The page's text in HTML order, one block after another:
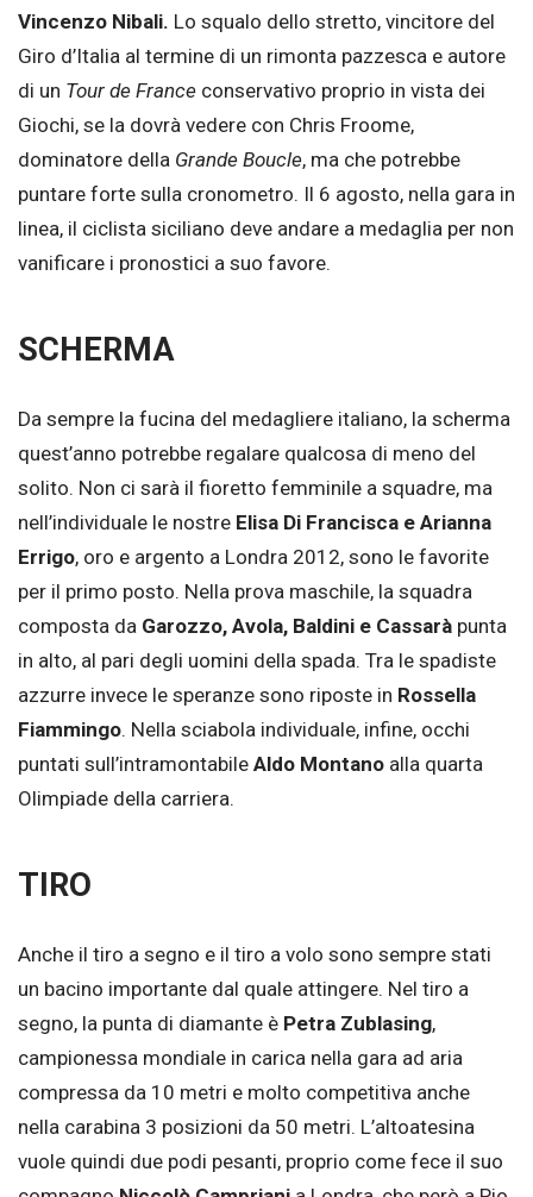
Vincenzo Nibali. Lo squalo dello stretto, vincitore del
Giro d’Italia al termine di un rimonta pazzesca e autore
di un Tour de France conservativo proprio in vista dei
Giochi, se la dovrà vedere con Chris Froome,
dominatore della Grande Boucle, ma che potrebbe
puntare forte sulla cronometro. Il 6 agosto, nella gara in
linea, il ciclista siciliano deve andare a medaglia per non
vanificare i pronostici a suo favore.
SCHERMA
Da sempre la fucina del medagliere italiano, la scherma
quest’anno potrebbe regalare qualcosa di meno del
solito. Non ci sarà il fioretto femminile a squadre, ma
nell’individuale le nostre Elisa Di Francisca e Arianna
Errigo, oro e argento a Londra 2012, sono le favorite
per il primo posto. Nella prova maschile, la squadra
composta da Garozzo, Avola, Baldini e Cassarà punta
in alto, al pari degli uomini della spada. Tra le spadiste
azzurre invece le speranze sono riposte in Rossella
Fiammingo. Nella sciabola individuale, infine, occhi
puntati sull’intramontabile Aldo Montano alla quarta
Olimpiade della carriera.
TIRO
Anche il tiro a segno e il tiro a volo sono sempre stati
un bacino importante dal quale attingere. Nel tiro a
segno, la punta di diamante è Petra Zublasing,
campionessa mondiale in carica nella gara ad aria
compressa da 10 metri e molto competitiva anche
nella carabina 3 posizioni da 50 metri. L’altoatesina
vuole quindi due podi pesanti, proprio come fece il suo